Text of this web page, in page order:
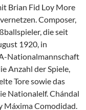
Brian Fid Loy More
Composer,
die seit
1920, in
Nationalmannschaft
Anzahl der Spiele,
Tore sowie das
Nationalelf. Chándal
Máxima Comodidad.